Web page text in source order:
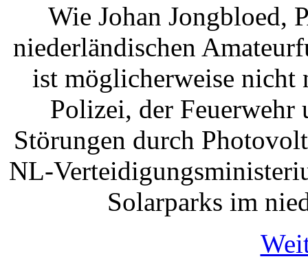
Wie Johan Jongbloed,
niederländischen
ist möglicherweise nicht
Polizei, der Feuerwehr
Störungen durch
NL-
Solarparks im